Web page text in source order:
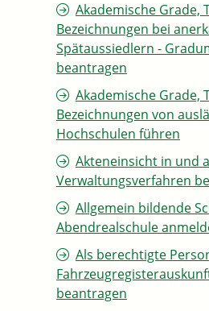
Akademische Grade,
Bezeichnungen bei
Spätaussiedlern -
beantragen
Akademische Grade,
Bezeichnungen von
Hochschulen führen
Akteneinsicht in und
Verwaltungsverfahren
Allgemein bildende
Abendrealschule
Als berechtigte
beantragen